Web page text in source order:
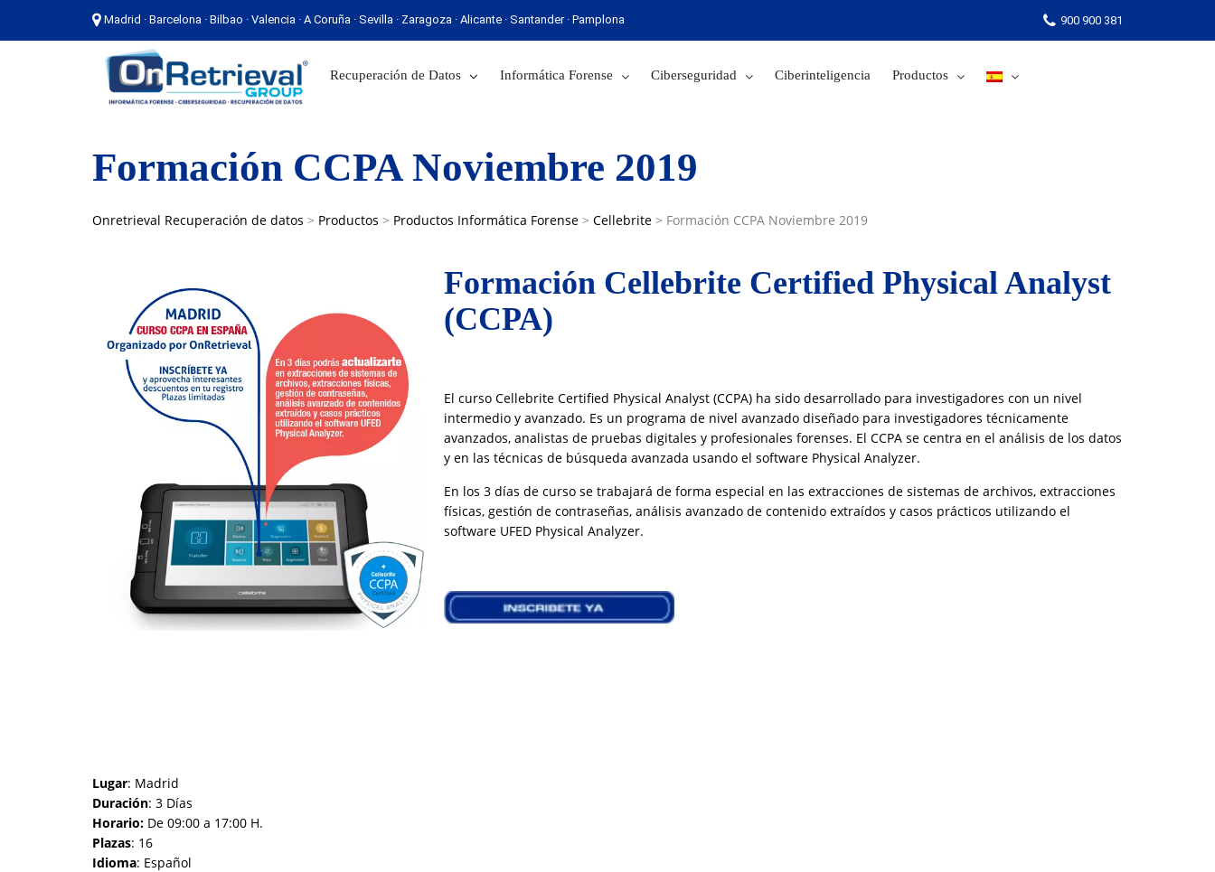
Madrid · Barcelona · Bilbao · Valencia · A Coruña · Sevilla · Zaragoza · Alicante · Santander · Pamplona 900 900 381
Recuperación de Datos Informática Forense Ciberseguridad Ciberinteligencia Productos
Madrid · Barcelona · Bilbao · Valencia · A Coruña · Sevilla · Zaragoza · Alicante · Santander · Pamplona
Formación CCPA Noviembre 2019
Onretrieval Recuperación de datos > Productos > Productos Informática Forense > Cellebrite > Formación CCPA Noviembre 2019
Formación Cellebrite Certified Physical Analyst
(CCPA)
El curso Cellebrite Certified Physical Analyst (CCPA) ha sido desarrollado para investigadores con un nivel
intermedio y avanzado. Es un programa de nivel avanzado diseñado para investigadores técnicamente
avanzados, analistas de pruebas digitales y profesionales forenses. El CCPA se centra en el análisis de los datos
y en las técnicas de búsqueda avanzada usando el software Physical Analyzer.
En los 3 días de curso se trabajará de forma especial en las extracciones de sistemas de archivos, extracciones
físicas, gestión de contraseñas, análisis avanzado de contenido extraídos y casos prácticos utilizando el
software UFED Physical Analyzer.
Lugar: Madrid
Duración: 3 Días
Horario: De 09:00 a 17:00 H.
Plazas: 16
Idioma: Español